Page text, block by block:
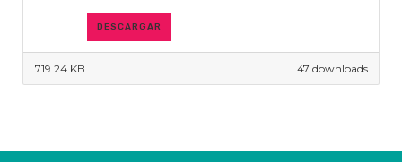
DESCARGAR
47 downloads
719.24 KB